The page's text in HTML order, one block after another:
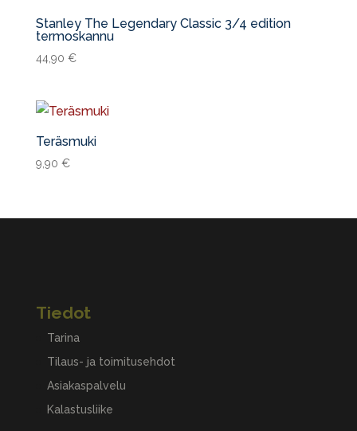
Stanley The Legendary Classic 3/4 edition
termoskannu
44,90 €
Teräsmuki
9,90 €
Tiedot
Tarina
Tilaus- ja toimitusehdot
Asiakaspalvelu
Kalastusliike